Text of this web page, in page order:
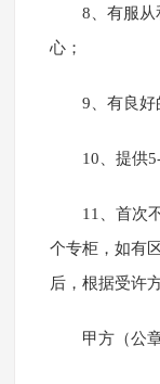
8、有服
心；
9、有良好
10、提供
11、首次
个专柜，如有
后，根据受许
甲方（公